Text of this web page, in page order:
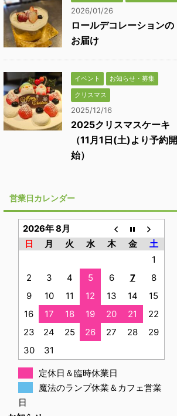
2026/01/26
ロールデコレーションの
お届け
イベント
お知らせ・募集
クリスマス
2025/12/16
2025クリスマスケーキ
（11月1日(土)より予約開
始）
営業日カレンダー
2026年 8月
日
月 火 水 木 金
土
1
2
3 4 5 6 7
8
9
10 11 12 13 14
15
16
17 18 19 20 21
22
23
24 25 26 27 28
29
30
31
定休日＆臨時休業日
魔法のランプ休業＆カフェ営業
日